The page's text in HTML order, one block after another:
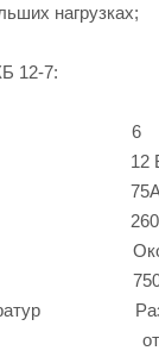
нагрузках;
12-7:
6
12
часовой
(Д) х 169
750А
от 13,6